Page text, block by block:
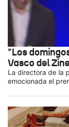
"Los
Vasco del
La directora de la
emocionada el